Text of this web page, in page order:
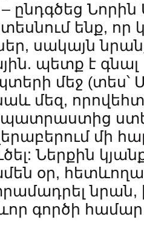
Նորին
ենք, որ
սակայն
պետք է
մեջ (տես՝
մեզ,
մի
Ներքին
օր,
նրան,
գործի